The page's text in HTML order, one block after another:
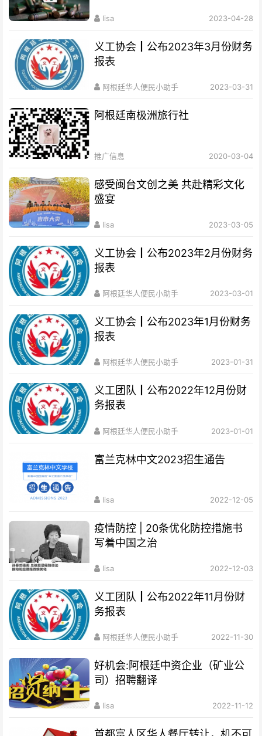
lisa 2023-04-28
义工协会┃公布2023年3月份财务
报表
阿根廷华人便民小助手 2023-03-31
阿根廷南极洲旅行社
推广信息 2020-03-04
感受闽台文创之美 共赴精彩文化
盛宴
lisa 2023-03-05
义工协会┃公布2023年2月份财务
报表
阿根廷华人便民小助手 2023-03-01
义工协会┃公布2023年1月份财务
报表
阿根廷华人便民小助手 2023-01-31
义工团队┃公布2022年12月份财
务报表
阿根廷华人便民小助手 2023-01-01
富兰克林中文2023招生通告
lisa 2022-12-05
疫情防控 | 20条优化防控措施书
写着中国之治
lisa 2022-12-03
义工团队┃公布2022年11月份财
务报表
阿根廷华人便民小助手 2022-11-30
好机会:阿根廷中资企业（矿业公
司）招聘翻译
lisa 2022-11-12